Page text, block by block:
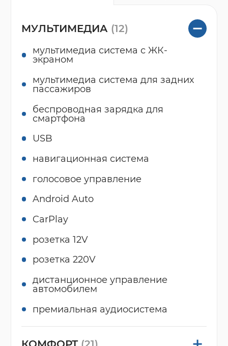
МУЛЬТИМЕДИА (12)
мультимедиа система с ЖК-
экраном
мультимедиа система для задних
пассажиров
беспроводная зарядка для
смартфона
USB
навигационная система
голосовое управление
Android Auto
CarPlay
розетка 12V
розетка 220V
дистанционное управление
автомобилем
премиальная аудиосистема